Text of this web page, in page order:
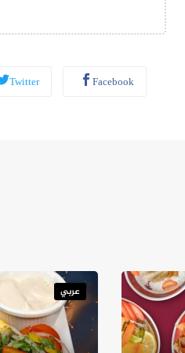
Facebook
Twitter
عربي